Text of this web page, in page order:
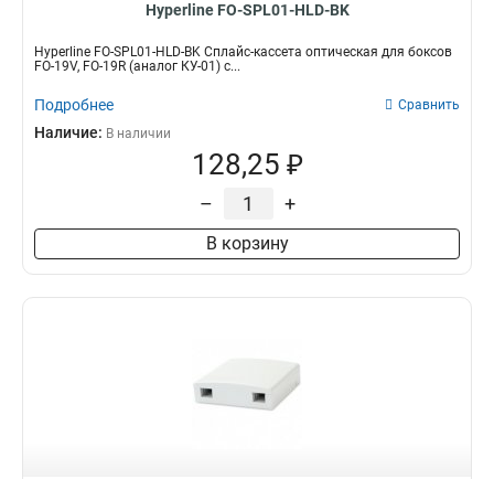
Hyperline FO-SPL01-HLD-BK
Hyperline FO-SPL01-HLD-BK Сплайс-кассета оптическая для боксов
FO-19V, FO-19R (аналог КУ-01) с...
Подробнее Сравнить
Наличие: В наличии
128,25 ₽
– +
В корзину